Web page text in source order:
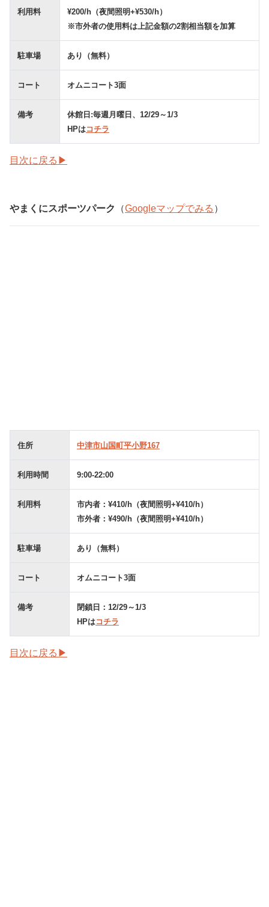
利用料
¥200/h（夜間照明+¥530/h）
※市外者の使用料は上記金額の2割相当額を加算
駐車場 あり（無料）
コート オムニコート3面
備考
休館日:毎週月曜日、12/29～1/3
HPはコチラ
目次に戻る▶
やまくにスポーツパーク （Googleマップでみる ）
住所 中津市山国町平小野167
利用時間 9:00-22:00
利用料
市内者：¥410/h（夜間照明+¥410/h）
市外者：¥490/h（夜間照明+¥410/h）
駐車場 あり（無料）
コート オムニコート3面
備考
閉鎖日：12/29～1/3
HPはコチラ
目次に戻る▶